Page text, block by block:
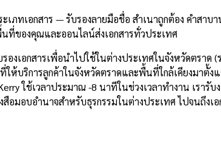
ภทเอกสาร — รับรองลายมือชื่อ สำเนาถูกต้อง คำสา
ที่ของคุณและออนไลน์ส่งเอกสารทั่วประเทศ
เอกสารเพื่อนำไปใช้ในต่างประเทศในจังหวัดตราด
บริการลูกค้าในจังหวัดตราดและพื้นที่ใกล้เคียงมาตั้งแ
ใช้เวลาประมาณ -8 นาทีในช่วงเวลาทำงาน เรารับ
อมอบอำนาจสำหรับธุรกรรมในต่างประเทศ ไปจนถึง